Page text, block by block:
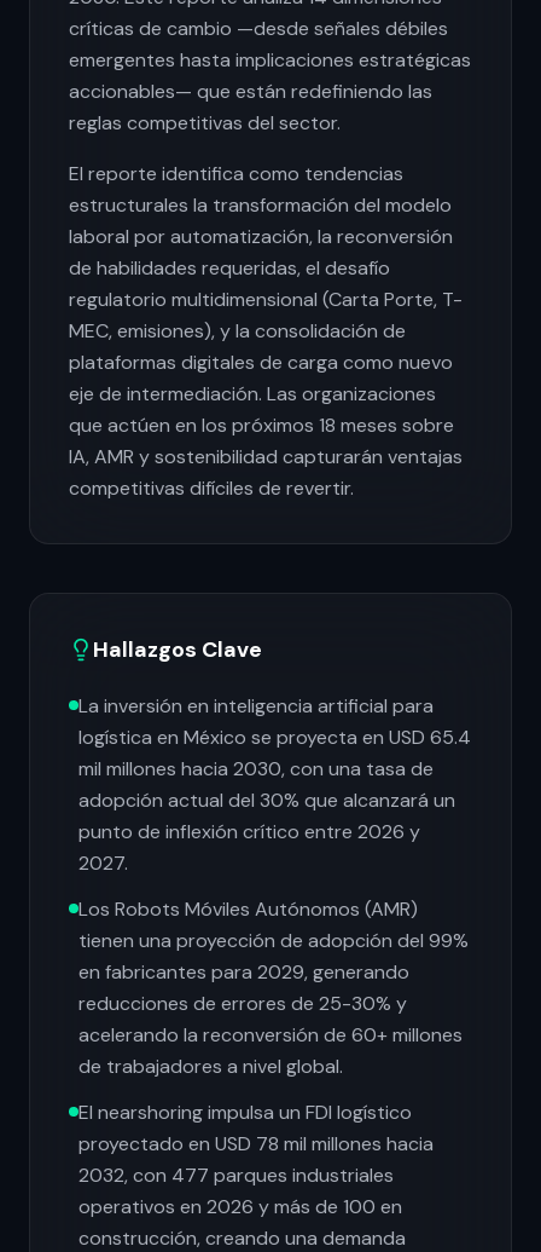
críticas de cambio —desde señales débiles
emergentes hasta implicaciones estratégicas
accionables— que están redefiniendo las
reglas competitivas del sector.
El reporte identifica como tendencias
estructurales la transformación del modelo
laboral por automatización, la reconversión
de habilidades requeridas, el desafío
regulatorio multidimensional (Carta Porte, T-
MEC, emisiones), y la consolidación de
plataformas digitales de carga como nuevo
eje de intermediación. Las organizaciones
que actúen en los próximos 18 meses sobre
IA, AMR y sostenibilidad capturarán ventajas
competitivas difíciles de revertir.
Hallazgos Clave
La inversión en inteligencia artificial para
logística en México se proyecta en USD 65.4
mil millones hacia 2030, con una tasa de
adopción actual del 30% que alcanzará un
punto de inflexión crítico entre 2026 y
2027.
Los Robots Móviles Autónomos (AMR)
tienen una proyección de adopción del 99%
en fabricantes para 2029, generando
reducciones de errores de 25-30% y
acelerando la reconversión de 60+ millones
de trabajadores a nivel global.
El nearshoring impulsa un FDI logístico
proyectado en USD 78 mil millones hacia
2032, con 477 parques industriales
operativos en 2026 y más de 100 en
construcción, creando una demanda